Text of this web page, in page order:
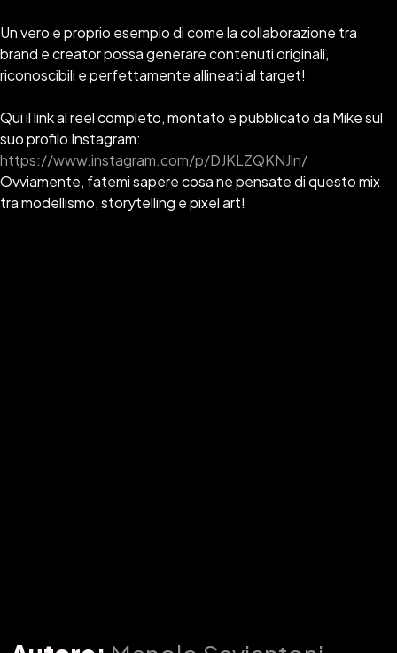
Un vero e proprio esempio di come la collaborazione tra
brand e creator possa generare contenuti originali,
riconoscibili e perfettamente allineati al target!
Qui il link al reel completo, montato e pubblicato da Mike sul
suo profilo Instagram:
https://www.instagram.com/p/DJKLZQKNJln/
Ovviamente, fatemi sapere cosa ne pensate di questo mix
tra modellismo, storytelling e pixel art!